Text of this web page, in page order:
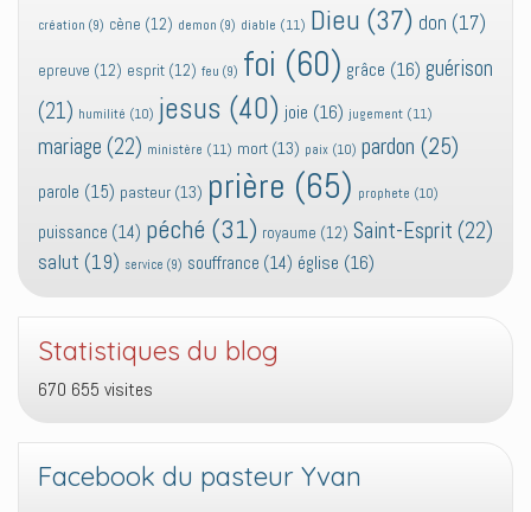
création (9) cène (12) demon (9) diable (11) Dieu (37) don (17)
epreuve (12) esprit (12) feu (9) foi (60) grâce (16) guérison
(21) humilité (10) jesus (40) joie (16) jugement (11)
mariage (22) ministère (11) mort (13) paix (10) pardon (25)
parole (15) pasteur (13) prière (65) prophete (10)
puissance (14) péché (31) royaume (12) Saint-Esprit (22)
salut (19) service (9) souffrance (14) église (16)
Statistiques du blog
670 655 visites
Facebook du pasteur Yvan